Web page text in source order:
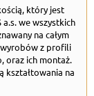
który jest
we wszystkich
na całym
z profili
oraz ich montaż.
kształtowania na